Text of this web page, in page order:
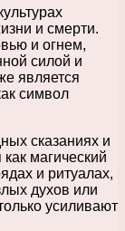
и смерти.
и огнем,
силой и
является
символ
сказаниях и
магический
и ритуалах,
духов или
усиливают